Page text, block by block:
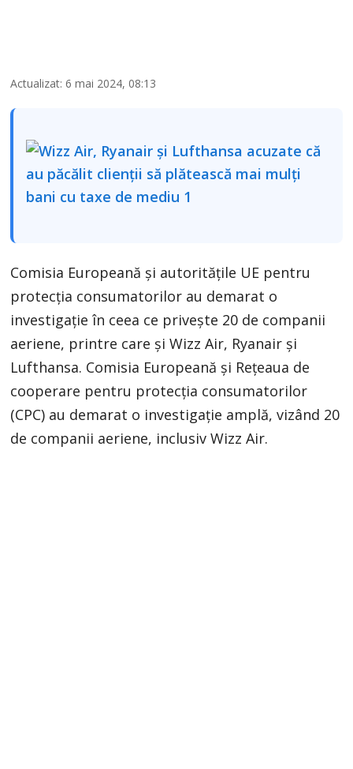
Actualizat: 6 mai 2024, 08:13
Comisia Europeană și autoritățile UE pentru
protecția consumatorilor au demarat o
investigaţie în ceea ce priveşte 20 de companii
aeriene, printre care şi Wizz Air, Ryanair și
Lufthansa. Comisia Europeană și Rețeaua de
cooperare pentru protecția consumatorilor
(CPC) au demarat o investigație amplă, vizând 20
de companii aeriene, inclusiv Wizz Air.